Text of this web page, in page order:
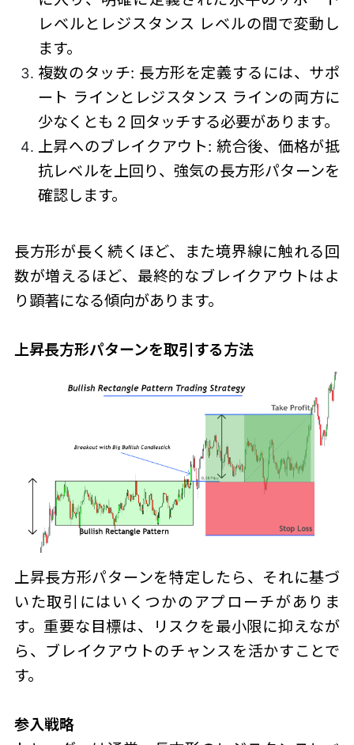
レベルとレジスタンス レベルの間で変動し
ます。
複数のタッチ: 長方形を定義するには、サポ
ート ラインとレジスタンス ラインの両方に
少なくとも 2 回タッチする必要があります。
上昇へのブレイクアウト: 統合後、価格が抵
抗レベルを上回り、強気の長方形パターンを
確認します。
長方形が長く続くほど、また境界線に触れる回
数が増えるほど、最終的なブレイクアウトはよ
り顕著になる傾向があります。
上昇長方形パターンを取引する方法
上昇長方形パターンを特定したら、それに基づ
いた取引にはいくつかのアプローチがありま
す。重要な目標は、リスクを最小限に抑えなが
ら、ブレイクアウトのチャンスを活かすことで
す。
参入戦略